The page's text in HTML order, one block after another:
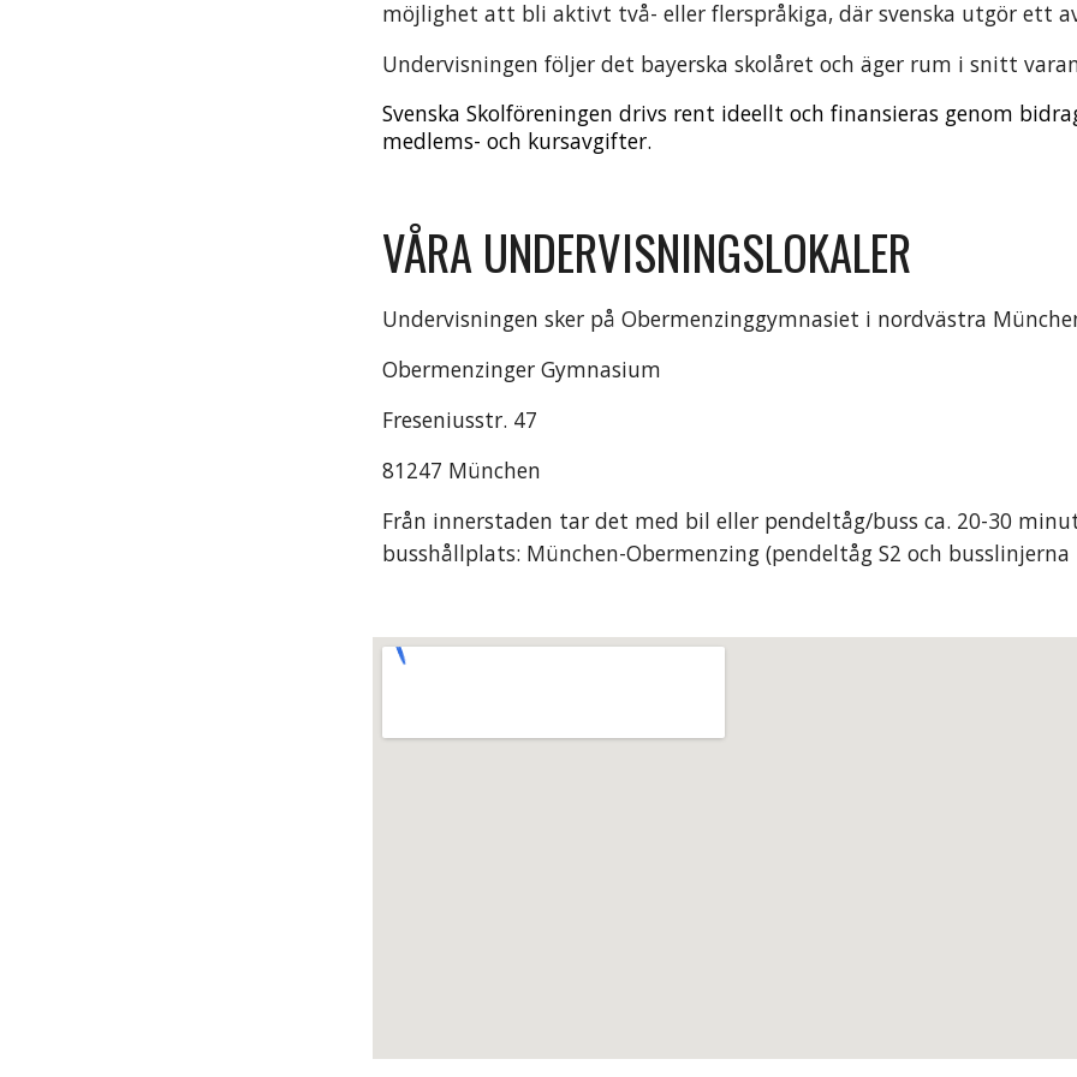
möjlighet att bli aktivt två- eller flerspråkiga, där svenska utgör ett
Undervisningen följer det bayerska skolåret och äger rum i snitt
Svenska Skolföreningen drivs rent ideellt och finansieras genom
medlems- och kursavgifter.
VÅRA UNDERVISNINGSLOKALER
Undervisningen sker på Obermenzinggymnasiet i nordvästra
Obermenzinger Gymnasium
Freseniusstr. 47
81247 München
Från innerstaden tar det med bil eller pendeltåg/buss ca. 20-30
busshållplats: München-Obermenzing (pendeltåg S2 och busslinjerna